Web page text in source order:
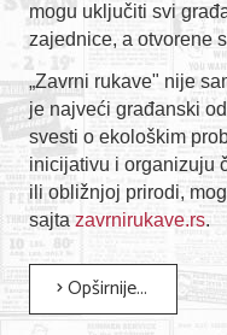
mogu uključiti svi
zajednice, a otvorene
„Zavrni rukave" nije
je najveći građanski
svesti o ekološkim
inicijativu i organizuju
ili obližnjoj prirodi,
sajta zavrnirukave.rs.
Opširnije...